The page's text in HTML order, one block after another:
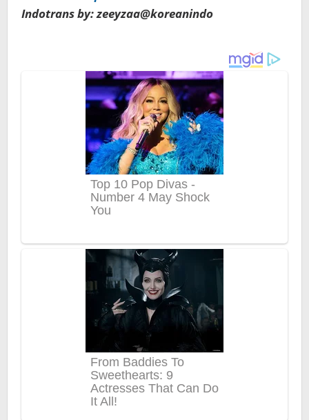
Indotrans by: zeeyzaa@koreanindo